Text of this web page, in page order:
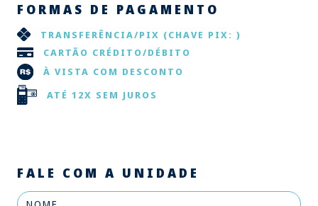
FORMAS DE PAGAMENTO
TRANSFERÊNCIA/PIX (CHAVE PIX: )
CARTÃO CRÉDITO/DÉBITO
À VISTA COM DESCONTO
ATÉ 12X SEM JUROS
FALE COM A UNIDADE